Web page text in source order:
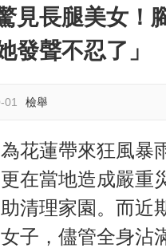
見長腿美女
發聲不忍了」
01 檢舉
花蓮帶來狂風暴
在當地造成嚴重
清理家園。而近
子，儘管全身沾